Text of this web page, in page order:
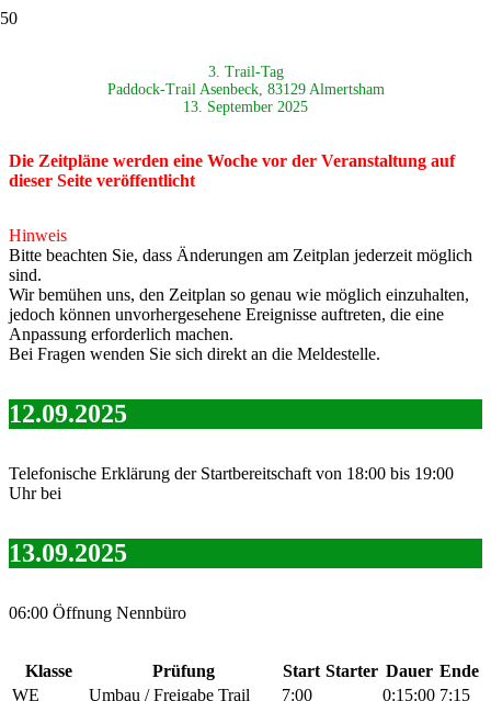
3. Trail-Tag
Paddock-Trail Asenbeck, 83129 Almertsham
13. September 2025
Die Zeitpläne werden eine Woche vor der Veranstaltung auf
dieser Seite veröffentlicht
Hinweis
Bitte beachten Sie, dass Änderungen am Zeitplan jederzeit möglich
sind.
Wir bemühen uns, den Zeitplan so genau wie möglich einzuhalten,
jedoch können unvorhergesehene Ereignisse auftreten, die eine
Anpassung erforderlich machen.
Bei Fragen wenden Sie sich direkt an die Meldestelle.
12.09.2025
Telefonische Erklärung der Startbereitschaft von 18:00 bis 19:00
Uhr bei
13.09.2025
06:00 Öffnung Nennbüro
Klasse Prüfung Start Starter Dauer Ende
WE
Umbau / Freigabe Trail 7:00 0:15:00 7:15